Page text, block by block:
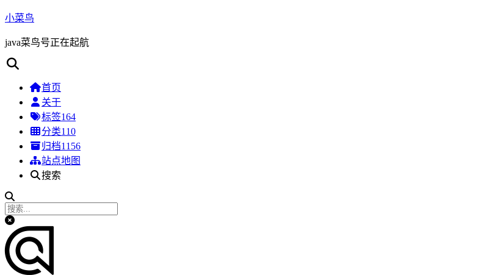
小菜鸟
java菜鸟号正在起航
首页
关于
标签164
分类110
归档1156
站点地图
搜索